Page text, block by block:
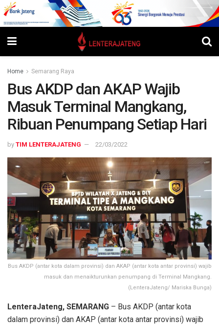
Home Semarang Raya
Bus AKDP dan AKAP Wajib
Masuk Terminal Mangkang,
Ribuan Penumpang Setiap Hari
by TIM LENTERAJATENG 22/03/2022
Bus AKDP (antar kota dalam provinsi) dan AKAP (antar kota antar provinsi) wajib
masuk dan menaikturunkan penumpang di Terminal Mangkang.
(LenteraJateng/ Mariska Bunga)
LenteraJateng, SEMARANG – Bus AKDP (antar kota
dalam provinsi) dan AKAP (antar kota antar provinsi) wajib